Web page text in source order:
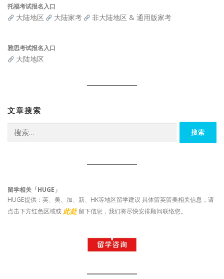
托福考试报名入口
大陆地区 大陆家考 非大陆地区 & 通用版家考
雅思考试报名入口
大陆地区
文章搜索
索：
留学相关「HUGE」
HUGE提供：英、美、加、新、HK等地区留学建议 具体留英留美相关信息，请
点击下方红色区域或 此处 留下信息，我们将尽快安排顾问联络您。